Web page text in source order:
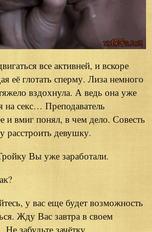
все активней, и вскоре
её глотать сперму. Лиза немного
вздохнула. А ведь она уже
на секс… Преподаватель
и вмиг понял, в чем дело. Совесть
расстроить девушку.
Вы уже заработали.
у вас еще будет возможность
Жду Вас завтра в своем
забудьте зачётку.